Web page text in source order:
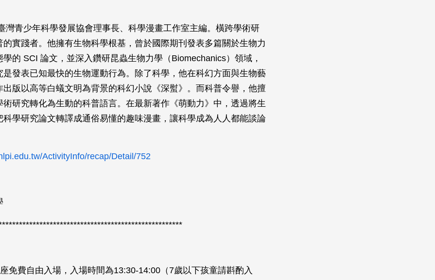
灣青少年科學發展協會理事長、科學漫畫工作室主編。橫跨學術研
的實踐者。他擁有生物科學根基，曾於國際期刊發表多篇關於生物力
學的 SCI 論文，並深入鑽研昆蟲生物力學（Biomechanics）領域，
是發表已知最快的生物運動行為。除了科學，他在科幻方面與生物藝
出版以高等白蟻文明為背景的科幻小說《深螱》。而科普令譽，他擅
術研究轉化為生動的科普語言。在最新著作《萌動力》中，透過將生
科學研究論文轉譯成通俗易懂的趣味漫畫，讓科學成為人人都能談論
ActivityInfo/recap/Detail/752
免費自由入場，入場時間為13:30-14:00（7歲以下孩童請斟酌入